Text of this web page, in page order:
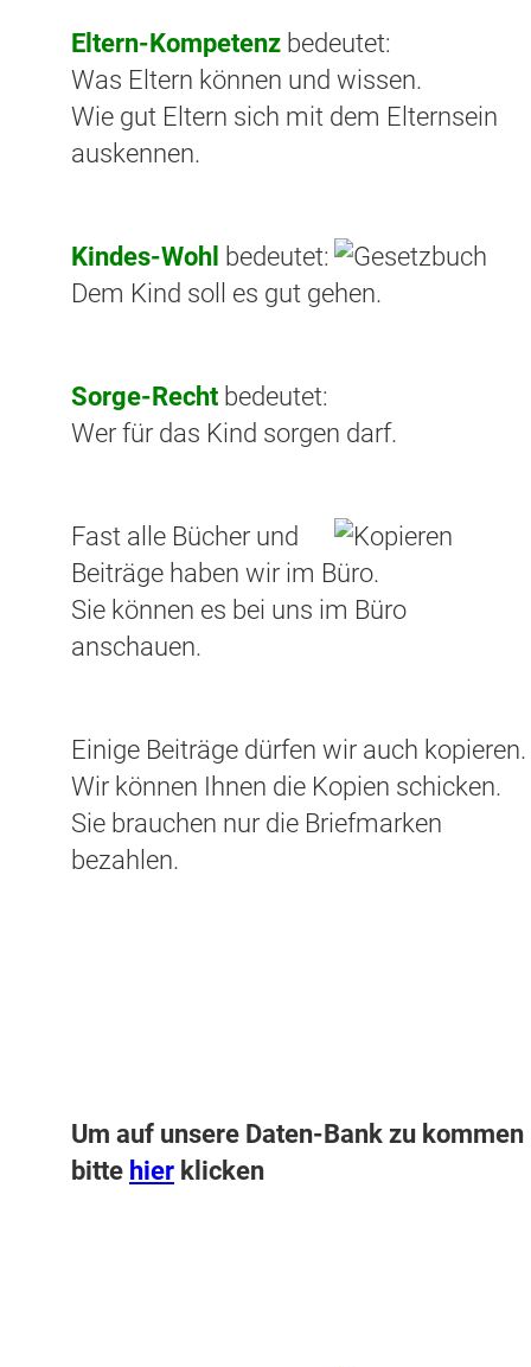
Eltern-Kompetenz bedeutet:
Was Eltern können und wissen.
Wie gut Eltern sich mit dem Elternsein
auskennen.
Kindes-Wohl bedeutet:
Dem Kind soll es gut gehen.
Sorge-Recht bedeutet:
Wer für das Kind sorgen darf.
Fast alle Bücher und
Beiträge haben wir im Büro.
Sie können es bei uns im Büro
anschauen.
Einige Beiträge dürfen wir auch kopieren.
Wir können Ihnen die Kopien schicken.
Sie brauchen nur die Briefmarken
bezahlen.
Um auf unsere Daten-Bank zu kommen
bitte hier klicken